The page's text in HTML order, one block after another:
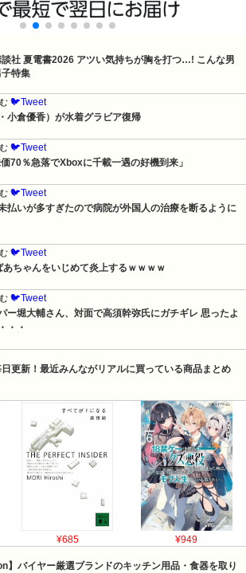
社 夏電書2026 アツい気持ちが胸を打つ…! こんな男
特集
🐦Tweet
小倉優香）が水着グラビア復帰
🐦Tweet
70％急落でXboxに千載一遇の好機到来」
🐦Tweet
払いが多すぎたので病院が外国人の治療を断るように
🐦Tweet
あちゃんをいじめて炎上するｗｗｗｗ
🐦Tweet
ー堀大輔さん、対面で高須幹弥氏にガチギレ 思ったよ
・・
更新！最近みんながリアルに買っている商品まとめ
¥685 ¥949
バイヤー厳選ブランドのキッチン用品・食器を取り